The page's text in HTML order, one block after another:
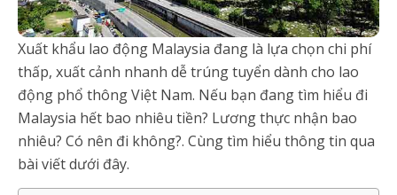
Xuất khẩu lao động Malaysia đang là lựa chọn chi phí
thấp, xuất cảnh nhanh dễ trúng tuyển dành cho lao
động phổ thông Việt Nam. Nếu bạn đang tìm hiểu đi
Malaysia hết bao nhiêu tiền? Lương thực nhận bao
nhiêu? Có nên đi không?. Cùng tìm hiểu thông tin qua
bài viết dưới đây.